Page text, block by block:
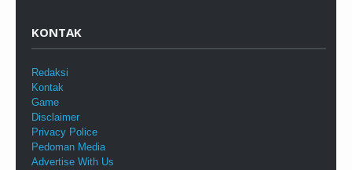
KONTAK
Redaksi
Kontak
Game
Disclaimer
Privacy Police
Pedoman Media
Advertise With Us